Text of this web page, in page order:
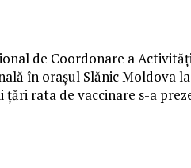
de Coordonare a
în orașul Slănic Moldova
țări rata de vaccinare s-a